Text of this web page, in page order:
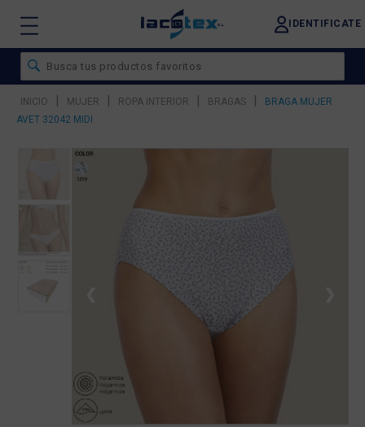
IDENTIFICATE
INICIO | MUJER | ROPA INTERIOR | BRAGAS |
BRAGA MUJER
AVET 32042 MIDI